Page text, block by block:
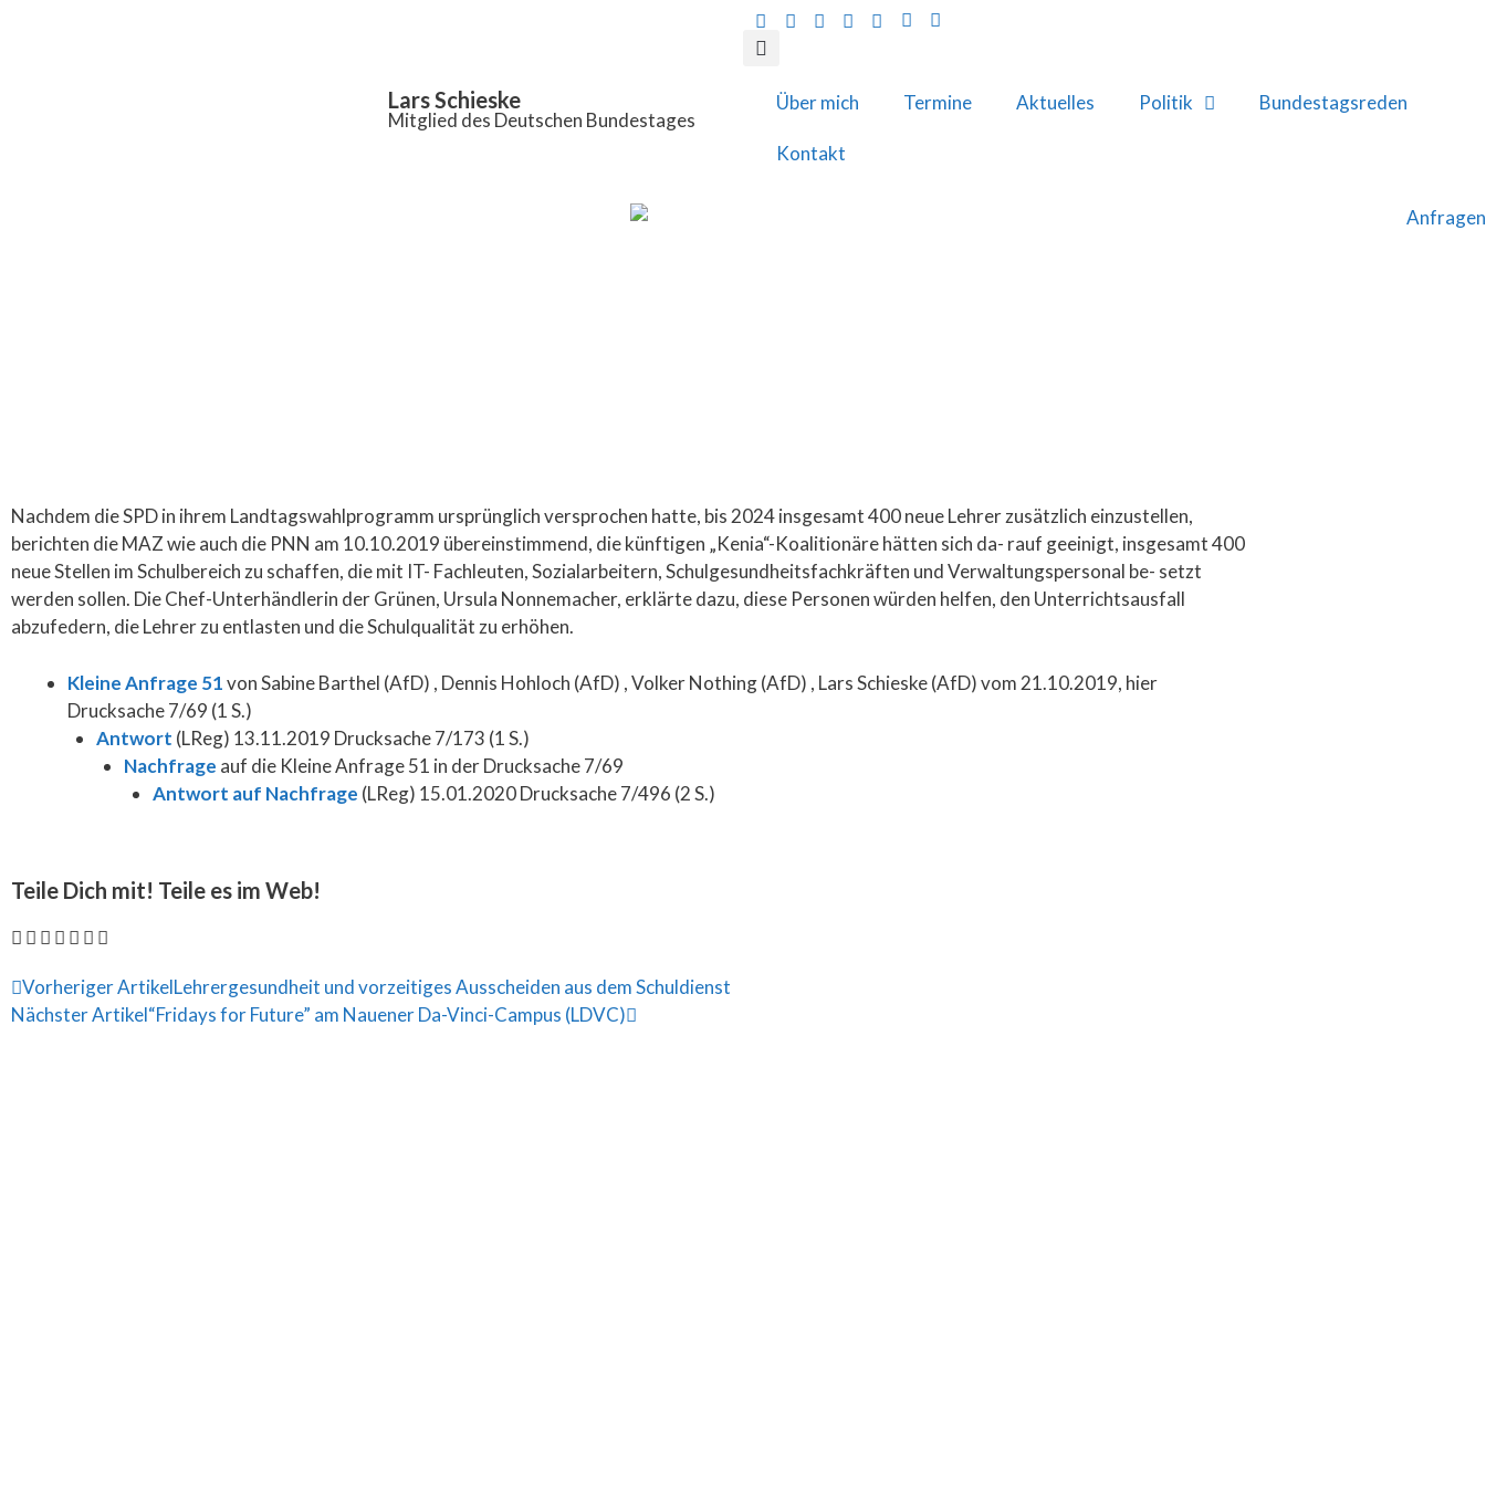
Lars Schieske
Mitglied des Deutschen Bundestages
Über mich Termine Aktuelles Politik Bundestagsreden
Kontakt
Nachdem die SPD in ihrem Landtagswahlprogramm ursprünglich versprochen hatte, bis 2024 insgesamt 400 neue Lehrer zusätzlich einzustellen,
berichten die MAZ wie auch die PNN am 10.10.2019 übereinstimmend, die künftigen „Kenia“-Koalitionäre hätten sich da- rauf geeinigt, insgesamt 400
neue Stellen im Schulbereich zu schaffen, die mit IT- Fachleuten, Sozialarbeitern, Schulgesundheitsfachkräften und Verwaltungspersonal be- setzt
werden sollen. Die Chef-Unterhändlerin der Grünen, Ursula Nonnemacher, erklärte dazu, diese Personen würden helfen, den Unterrichtsausfall
abzufedern, die Lehrer zu entlasten und die Schulqualität zu erhöhen.
Kleine Anfrage 51von Sabine Barthel (AfD) , Dennis Hohloch (AfD) , Volker Nothing (AfD) , Lars Schieske (AfD) vom 21.10.2019, hier
Drucksache 7/69 (1 S.)
Antwort (LReg) 13.11.2019 Drucksache 7/173 (1 S.)
Nachfrage auf die Kleine Anfrage 51 in der Drucksache 7/69
Antwort auf Nachfrage (LReg) 15.01.2020 Drucksache 7/496 (2 S.)
Teile Dich mit! Teile es im Web!
Vorheriger ArtikelLehrergesundheit und vorzeitiges Ausscheiden aus dem Schuldienst
Nächster Artikel“Fridays for Future” am Nauener Da-Vinci-Campus (LDVC)